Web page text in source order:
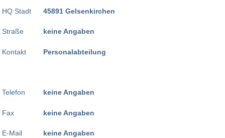
HQ Stadt
Straße
Kontakt
Telefon
Fax
E-Mail
45891 Gelsenkirchen
keine Angaben
Personalabteilung
keine Angaben
keine Angaben
keine Angaben